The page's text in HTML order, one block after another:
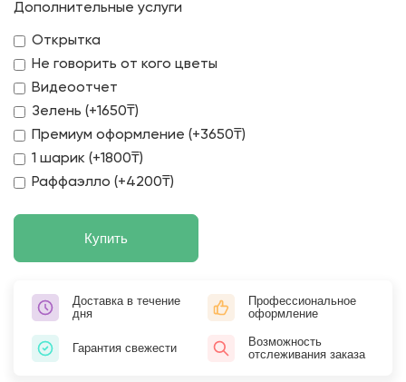
Дополнительные услуги
Открытка
Не говорить от кого цветы
Видеоотчет
Зелень (+1650₸)
Премиум оформление (+3650₸)
1 шарик (+1800₸)
Раффаэлло (+4200₸)
Купить
Доставка в течение
дня
Профессиональное
оформление
Гарантия свежести
Возможность
отслеживания заказа